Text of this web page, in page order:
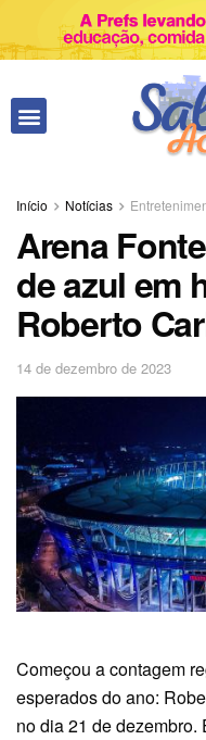
Início Notícias
Arena
de azul em
Roberto
14 de dezembro de 2023
Começou a contagem
esperados do ano:
no dia 21 de